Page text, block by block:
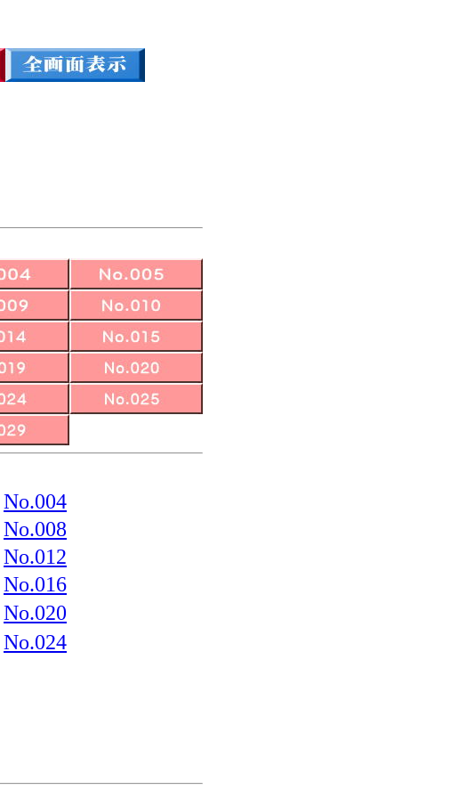
No.004
No.008
No.012
No.016
No.020
No.024